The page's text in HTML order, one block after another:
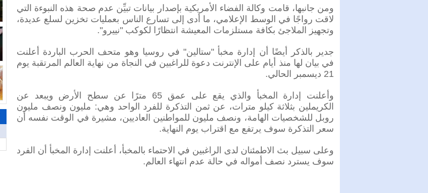
ومن جانبها، قامت وكالة الفضاء الأمريكية بإصدار بيانات تبيِّن عدم صحة هذه النبوءة التي
لاقت رواجًا في الوسط الإعلامي، ما أدى إلى تسارع الناس بعمليات تخزين لسلع عديدة،
وتجهيز الملاجئ بكافة مستلزمات المعيشة انتظارًا لكوكب "نييرو".
جدير بالذكر أيضًا أن إدارة مخبأ "ستالين" في روسيا وهو متحف الحرب الباردة أعلنت
في بيان لها منذ أيام على الإنترنت دعوة للراغبين في النجاة من نهاية العالم المرتقبة يوم
21 ديسمبر الحالي.
وأعلنت إدارة المخبأ والذي يقع على عمق 65 مترًا عن سطح الأرض ويبعد عن
الكريملين بثلاثة كيلو مترات، عن ثمن التذكرة للفرد الواحد وهي: مليون ونصف مليون
روبل للشخصيات الهامة، ونصف مليون للمواطنين العاديين، مشيرة في الوقت نفسه أن
سعر التذكرة سوف يرتفع مع اقتراب يوم النهاية.
وعلى سبيل بث الاطمئنان لدى الراغبين في الاحتماء بالمخبأ، أعلنت إدارة المخبأ أن الفرد
سوف يسترد نصف أمواله في حالة عدم انتهاء العالم.